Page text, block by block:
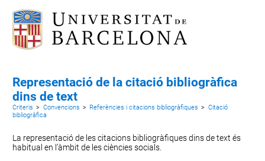
Representació de la citació bibliogràfica
dins de text
Criteris > Convencions > Referències i citacions bibliogràfiques > Citació
bibliogràfica
La representació de les citacions bibliogràfiques dins de text és
habitual en l’àmbit de les ciències socials.